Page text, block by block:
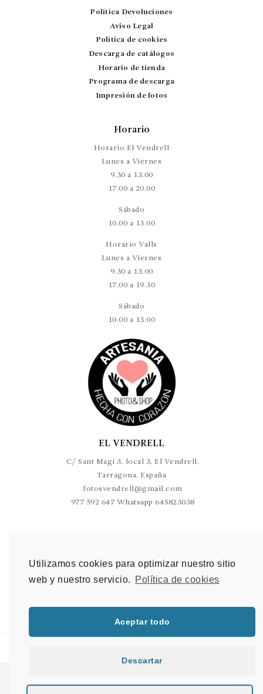
Utilizamos cookies para optimizar nuestro sitio
web y nuestro servicio.
Política de cookies
Aceptar todo
Descartar
Política Devoluciones
Aviso Legal
Política de cookies
Descarga de catálogos
Horario de tienda
Programa de descarga
Impresión de fotos
Horario
Horario El Vendrell
Lunes a Viernes
9.30 a 13.00
17.00 a 20.00
Sábado
10.00 a 13.00
Horario Valls
Lunes a Viernes
9.30 a 13.00
17.00 a 19.30
Sábado
10.00 a 13.00
EL VENDRELL
C/ Sant Magí 3, local 3, El Vendrell,
Tarragona, España
fotosvendrell@gmail.com
977 592 647 Whatsapp 645823038
photovalls@gmail.com
977 600 904 Whatsapp 648 907 489